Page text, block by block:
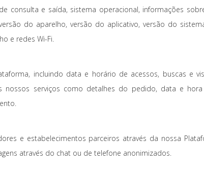
consulta e saída, sistema operacional, informações
do aparelho, versão do aplicativo, versão do
e redes Wi-Fi.
incluindo data e horário de acessos, buscas e
nossos serviços como detalhes do pedido, data e
e estabelecimentos parceiros através da nossa
através do chat ou de telefone anonimizados.